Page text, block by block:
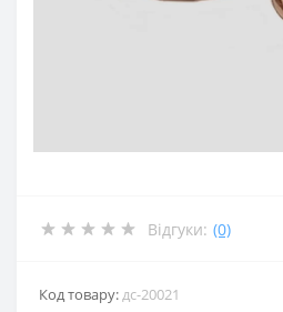
Відгуки: (0)
Код товару:дс-20021